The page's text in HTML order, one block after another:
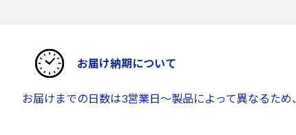
お届け納期について
お届けまでの日数は3営業日～製品によって異なるた